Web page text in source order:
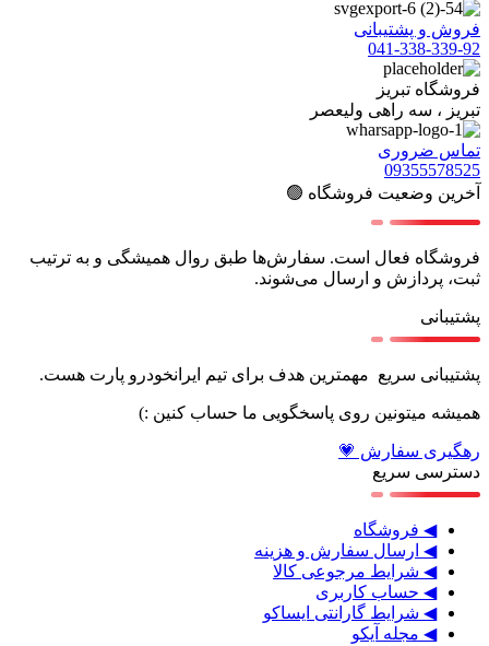
فروش و پشتیبانی
041-338-339-92
فروشگاه تبریز
تبریز ، سه راهی ولیعصر
تماس ضروری
09355578525
آخرین وضعیت فروشگاه 🟢
فروشگاه فعال است. سفارش‌ها طبق روال همیشگی و به ترتیب
ثبت، پردازش و ارسال می‌شوند.
پشتیبانی
پشتیبانی سریع مهمترین هدف برای تیم ایرانخودرو پارت هست.
همیشه میتونین روی پاسخگویی ما حساب کنین :)
رهگیری سفارش 💗
دسترسی سریع
◀ فروشگاه
◀ ارسال سفارش و هزینه
◀ شرایط مرجوعی کالا
◀ حساب کاربری
◀ شرایط گارانتی ایساکو
◀ مجله آیکو